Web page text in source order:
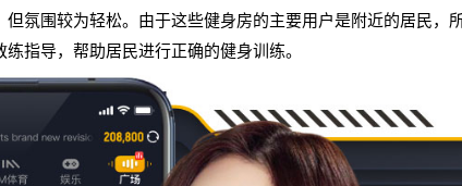
氛围较为轻松。由于这些健身房的主要用户是附近的居民，
指导，帮助居民进行正确的健身训练。